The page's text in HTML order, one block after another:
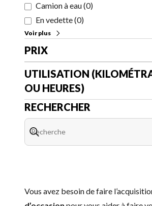
Camion à eau(0)
En vedette(0)
Voir plus
PRIX
UTILISATION
OU HEURES)
RECHERCHER
Vous avez besoin de faire